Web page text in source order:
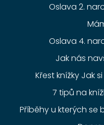
Oslava 2.
Oslava 4.
Jak nás
Křest knížky Jak
7 tipů na
Příběhy u kterých